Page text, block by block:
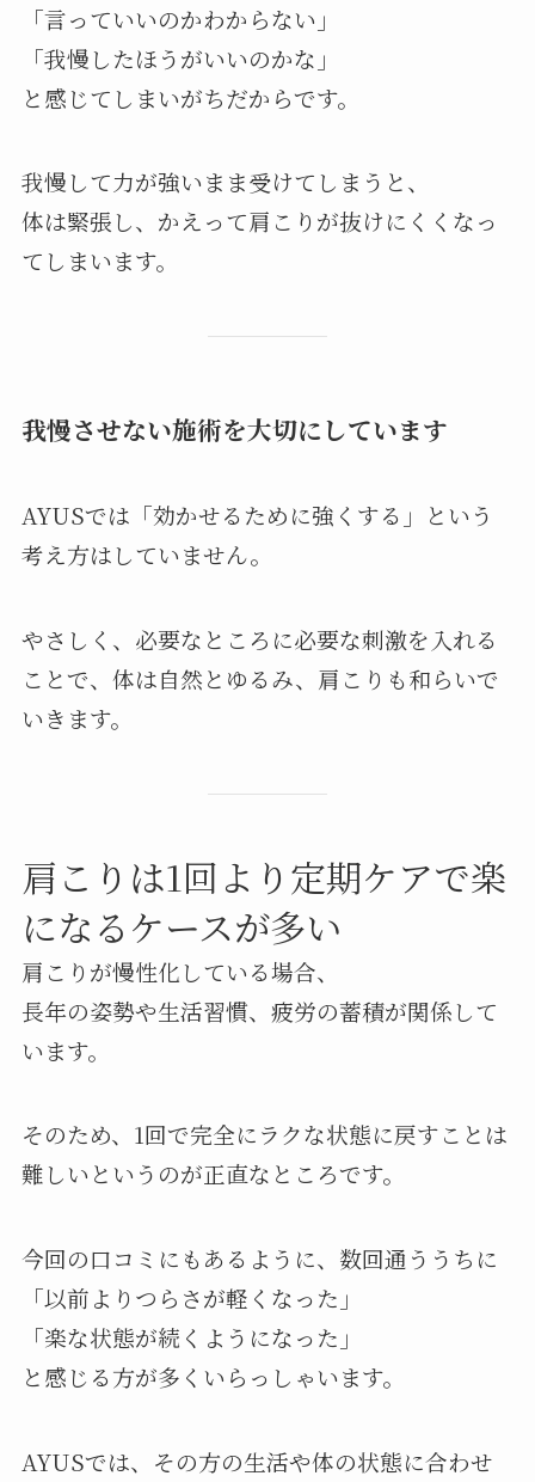
「言っていいのかわからない」
「我慢したほうがいいのかな」
と感じてしまいがちだからです。
我慢して力が強いまま受けてしまうと、
体は緊張し、かえって肩こりが抜けにくくなっ
てしまいます。
我慢させない施術を大切にしています
AYUSでは「効かせるために強くする」という
考え方はしていません。
やさしく、必要なところに必要な刺激を入れる
ことで、体は自然とゆるみ、肩こりも和らいで
いきます。
肩こりは1回より定期ケアで楽
になるケースが多い
肩こりが慢性化している場合、
長年の姿勢や生活習慣、疲労の蓄積が関係して
います。
そのため、1回で完全にラクな状態に戻すことは
難しいというのが正直なところです。
今回の口コミにもあるように、数回通ううちに
「以前よりつらさが軽くなった」
「楽な状態が続くようになった」
と感じる方が多くいらっしゃいます。
AYUSでは、その方の生活や体の状態に合わせ